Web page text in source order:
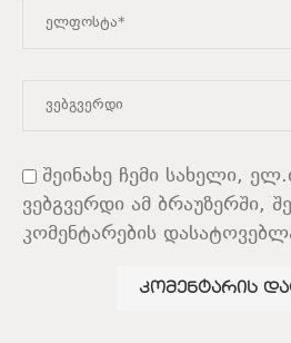
შეინახე ჩემი სახელი,
ვებგვერდი ამ ბრაუზერში,
კომენტარების